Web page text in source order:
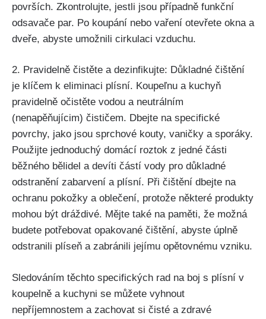
površích.‌ Zkontrolujte,‍ jestli jsou případně funkční
odsavače⁣ par. Po koupání nebo vaření otevřete okna⁣ a
dveře, abyste‍ umožnili cirkulaci vzduchu.
2. Pravidelně čistěte a dezinfikujte: Důkladné čištění
je klíčem k eliminaci plísní.​ Koupeľnu a kuchyň
pravidelně ‌očistěte⁣ vodou ‌a⁣ neutrálním
(nenapěňujícim) ⁤čističem. Dbejte na specifické
povrchy, jako‍ jsou‌ sprchové kouty, vaničky a sporáky.
Použijte jednoduchý domácí roztok⁢ z jedné části
běžného bělidel a devíti částí vody pro důkladné
odstranění zabarvení a ​plísní. Při čištění dbejte na
ochranu ⁢pokožky a oblečení, protože některé produkty
mohou být dráždivé. Mějte také na paměti, že možná
budete potřebovat opakované čištění, abyste‍ úplně
odstranili plíseň a zabránili jejímu​ opětovnému vzniku.
Sledováním těchto specifických rad na boj ⁢s ⁤plísní v
koupelně a kuchyni se můžete vyhnout
nepříjemnostem a zachovat si ⁤čisté a zdravé